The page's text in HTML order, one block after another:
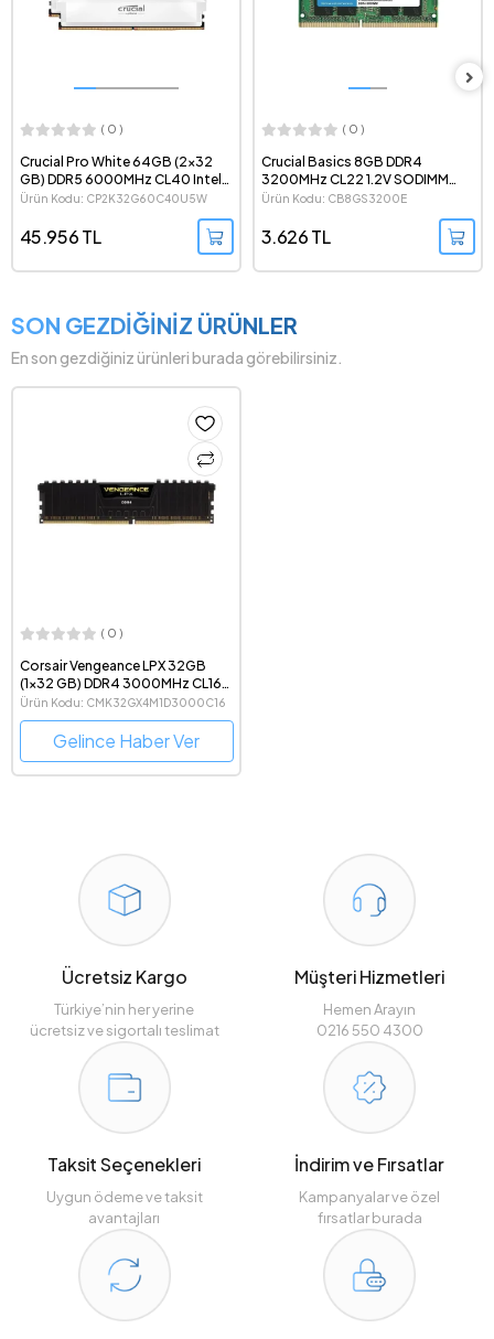
( 0 )
Crucial Basics 8GB DDR4
3200MHz CL22 1.2V SODIMM
Notebook Ram - CB8GS3200E
Ürün Kodu: CB8GS3200E
3.626 TL
( 0 )
Crucial 16GB (1x16 GB) DDR5
6400MHz CL52 CSODIMM
Notebook Ram -
Ürün Kodu: CT16G64C52CS5
11.232 TL
SON GEZDİĞİNİZ ÜRÜNLER
En son gezdiğiniz ürünleri burada görebilirsiniz.
( 0 )
Corsair Vengeance LPX 32GB
(1x32 GB) DDR4 3000MHz CL16
Ram
Ürün Kodu: CMK32GX4M1D3000C16
Gelince Haber Ver
Ücretsiz Kargo
Türkiye’nin her yerine
ücretsiz ve sigortalı teslimat
Müşteri Hizmetleri
Hemen Arayın
0216 550 4300
Taksit Seçenekleri
Uygun ödeme ve taksit
avantajları
İndirim ve Fırsatlar
Kampanyalar ve özel
fırsatlar burada